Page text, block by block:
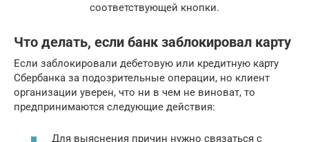
соответствующей кнопки.
Что делать, если банк заблокировал карту
Если заблокировали дебетовую или кредитную карту
Сбербанка за подозрительные операции, но клиент
организации уверен, что ни в чем не виноват, то
предпринимаются следующие действия:
Для выяснения причин нужно связаться с